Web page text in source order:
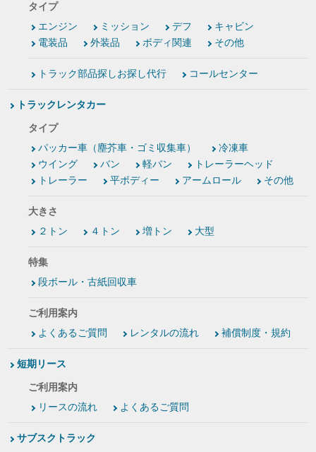
タイプ
エンジン
ミッション デフ
キャビン
電装品
外装品 ボディ関連 その他
トラック部品探しお探し代行 コールセンター
トラックレンタカー
タイプ
パッカー車（塵芥車・ゴミ収集車）
冷凍車
ウイング
バン 軽バン
トレーラーヘッド
トレーラー
平ボディー アームロール その他
大きさ
２トン
４トン 増トン 大型
特集
段ボール・古紙回収車
ご利用案内
よくあるご質問
レンタルの流れ 補償制度・規約
短期リース
ご利用案内
リースの流れ
よくあるご質問
サブスクトラック